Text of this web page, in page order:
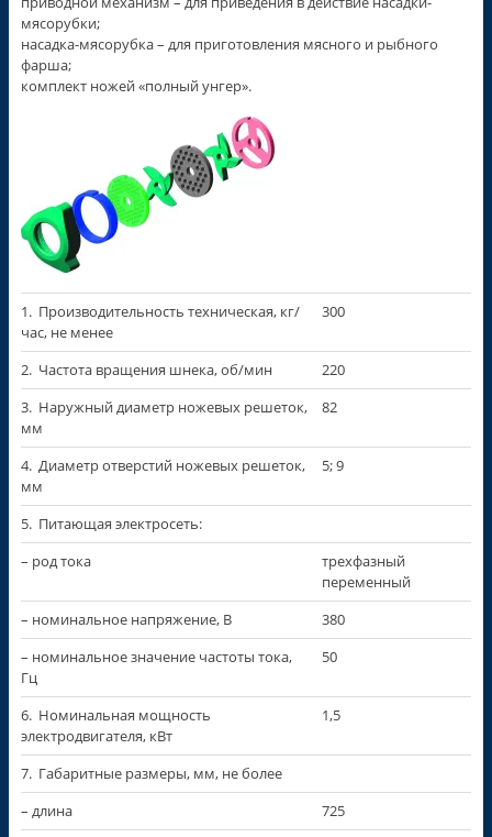
мясорубки;
насадка-мясорубка – для приготовления мясного и рыбного
фарша;
комплект ножей «полный унгер».
1. Производительность техническая, кг/
час, не менее
300
2. Частота вращения шнека, об/мин
220
3. Наружный диаметр ножевых решеток,
мм
82
4. Диаметр отверстий ножевых решеток,
мм
5; 9
5. Питающая электросеть:
– род тока
трехфазный
переменный
– номинальное напряжение, В
380
– номинальное значение частоты тока,
Гц
50
6. Номинальная мощность
электродвигателя, кВт
1,5
7. Габаритные размеры, мм, не более
– длина
725